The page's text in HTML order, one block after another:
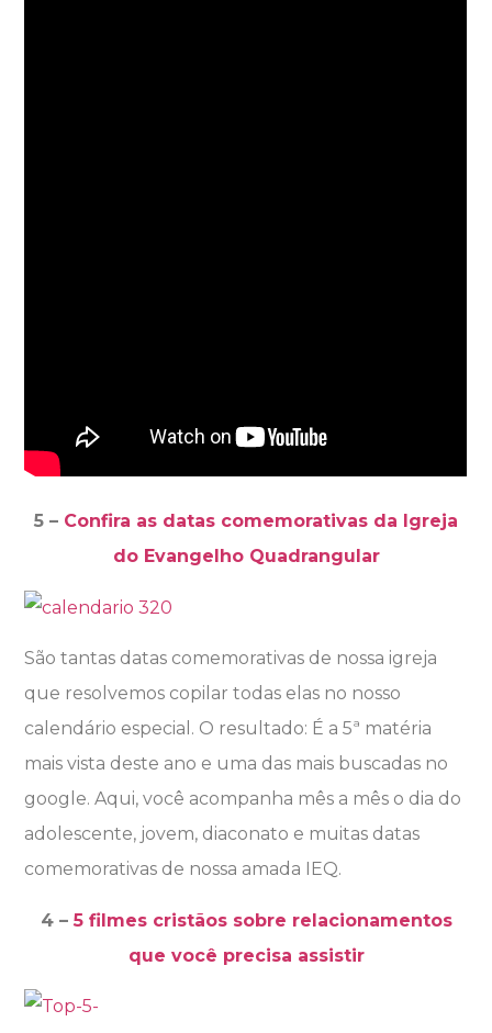
5 – Confira as datas comemorativas da Igreja
do Evangelho Quadrangular
São tantas datas comemorativas de nossa igreja
que resolvemos copilar todas elas no nosso
calendário especial. O resultado: É a 5ª matéria
mais vista deste ano e uma das mais buscadas no
google. Aqui, você acompanha mês a mês o dia do
adolescente, jovem, diaconato e muitas datas
comemorativas de nossa amada IEQ.
4 –5 filmes cristãos sobre relacionamentos
que você precisa assistir